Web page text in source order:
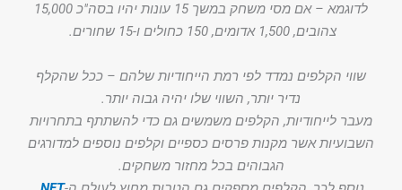
לדוגמא – אם מסי משחק במשך 15 עונות יהיו בסה"כ 15,000
צהובים, 1,500 אדומים, 150 כחולים ו-15 שחורים.
שווי הקלפים נמדד לפי רמת הייחודיות שלהם – ככל שהקלף
נדיר יותר, השווי שלו יהיה גבוה יותר.
מעבר לייחודיות, הקלפים משמשים גם כדי להשתתף בתחרויות
השבועיות אשר מקנות פרסים כספיים וקלפים נוספים למדורגים
הגבוהים בכל מחזור משחקים.